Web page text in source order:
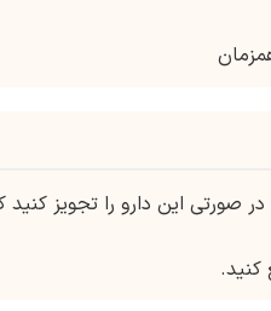
در صورتی این دارو را تجویز کنید
کنید.